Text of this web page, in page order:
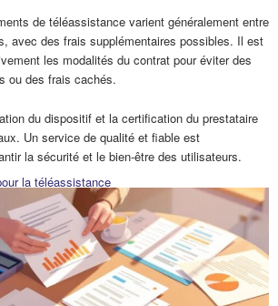
de téléassistance varient généralement entre
avec des frais supplémentaires possibles. Il est
les modalités du contrat pour éviter des
ou des frais cachés.
du dispositif et la certification du prestataire
Un service de qualité et fiable est
la sécurité et le bien-être des utilisateurs.
la téléassistance